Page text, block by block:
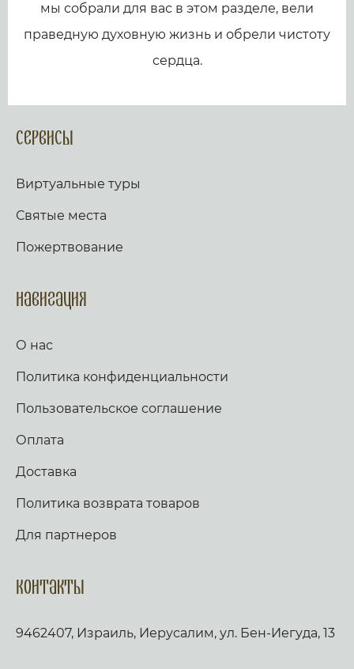
мы собрали для вас в этом разделе, вели
праведную духовную жизнь и обрели чистоту
сердца.
Сервисы
Виртуальные туры
Святые места
Пожертвование
Навигация
О нас
Политика конфиденциальности
Пользовательское соглашение
Оплата
Доставка
Политика возврата товаров
Для партнеров
Контакты
9462407, Израиль, Иерусалим, ул. Бен-Иегуда, 13